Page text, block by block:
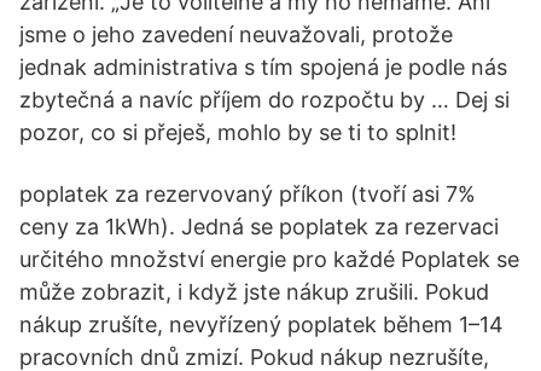
jsme o jeho zavedení neuvažovali, protože
jednak administrativa s tím spojená je podle nás
zbytečná a navíc příjem do rozpočtu by … Dej si
pozor, co si přeješ, mohlo by se ti to splnit!
poplatek za rezervovaný příkon (tvoří asi 7%
ceny za 1kWh). Jedná se poplatek za rezervaci
určitého množství energie pro každé Poplatek se
může zobrazit, i když jste nákup zrušili. Pokud
nákup zrušíte, nevyřízený poplatek během 1–14
pracovních dnů zmizí. Pokud nákup nezrušíte,